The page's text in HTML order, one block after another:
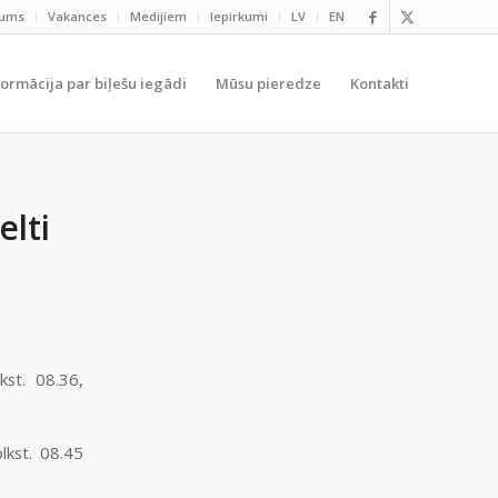
Vakances Medijiem Iepirkumi LV EN
par biļešu iegādi Mūsu pieredze Kontakti
08.36,
08.45